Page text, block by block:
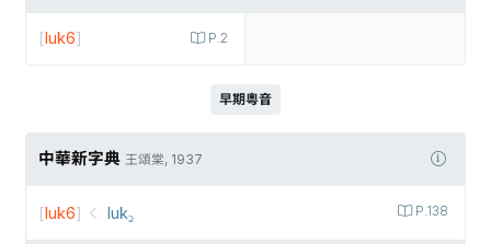
P.2
[luk6]
早期粵音
中華新字典 王頌棠, 1937
P.138
[luk6] luk꜇